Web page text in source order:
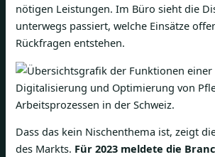
nötigen Leistungen. Im Büro sieht die
unterwegs passiert, welche Einsätze
Rückfragen entstehen.
Dass das kein Nischenthema ist, zeigt
des Markts. Für 2023 meldete die